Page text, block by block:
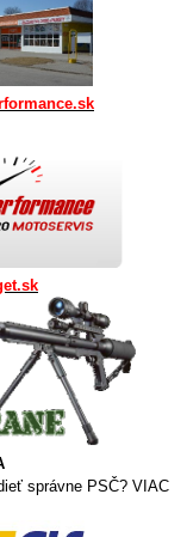
správne PSČ? VIAC